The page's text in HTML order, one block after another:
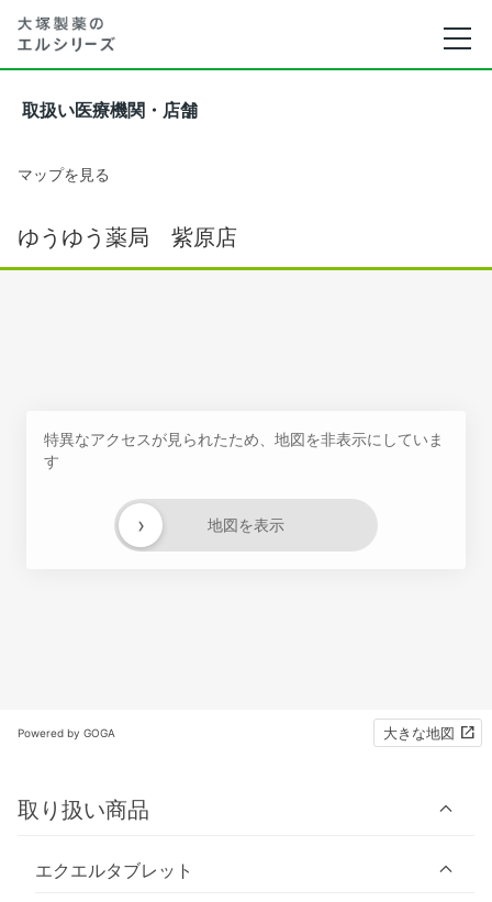
取扱い医療機関・店舗
マップを見る
ゆうゆう薬局 紫原店
特異なアクセスが見られたため、地図を非表示にしていま
す
地図を表示
›
Powered by GOGA 大きな地図
取り扱い商品
エクエルタブレット